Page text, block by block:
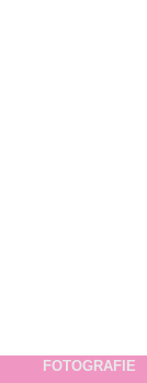
FOTOGRAFIE